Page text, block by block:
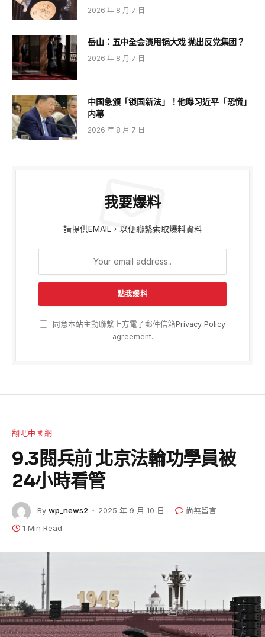
2026 年 8 月 7 日
岳山：五中全会演甩锅大戏 抛出反党集团？
2026 年 8 月 7 日
中国急颁「锁国新法」！他曝习近平「恐慌」
内幕
2026 年 8 月 7 日
我要爆料
請提供EMAIL，以便聯繫索取爆料資料
同意本站主動聯繫上方電子郵件信箱Privacy Policy
agreement.
翻吧中國網
9.3閱兵前 北京法輪功學員被
24小時看管
By wp_news2 2025 年 9 月 10 日
尚無留言
1 Min Read